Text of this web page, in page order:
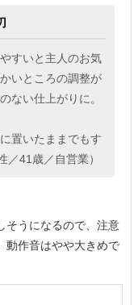
すいと主人のお気
いところの調整が
ない仕上がりに。
置いたままでもす
／41歳／自営業）
そうになるので、注意
動作音はやや大きめで